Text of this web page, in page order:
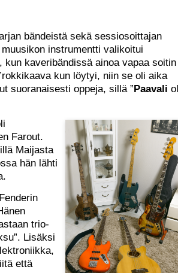
bändeistä sekä sessiosoittajan
instrumentti valikoitui
kaveribändissä ainoa vapaa soitin
kun löytyi, niin se oli aika
suoranaisesti oppeja, sillä ”Paavali
Farout.
Maijasta
hän lähti
trio-
Lisäksi
että